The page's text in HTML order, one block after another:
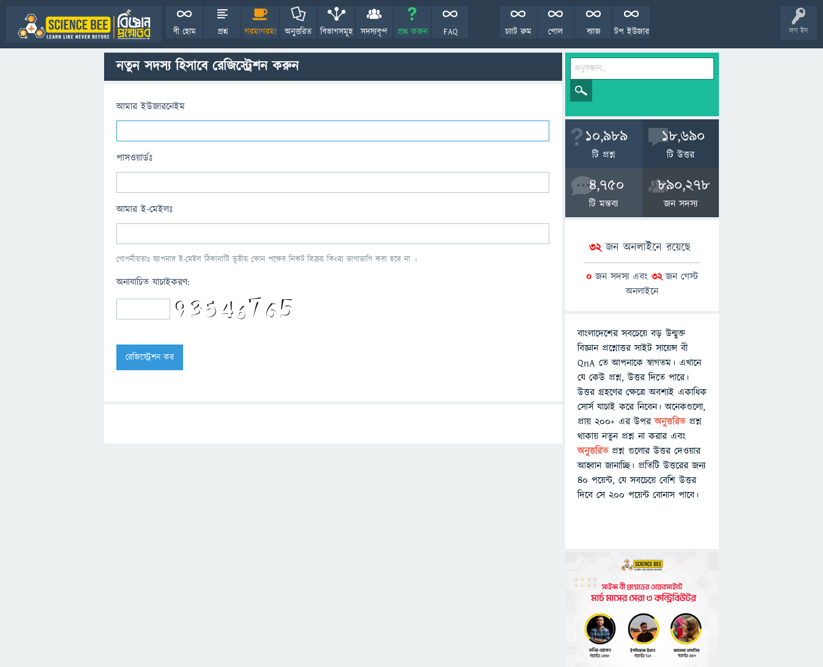
লগ ইন
বী হোম প্রশ্ন গরমাগরম! অনুত্তরিত বিভাগসমূহ সদস্যবৃন্দ প্রশ্ন করুন FAQ টপ ইউজার
ব্যাজ
পোল
চ্যাট রুম
নতুন সদস্য হিসাবে রেজিস্ট্রেশন করুন
আমার ইউজারনেইম
পাসওয়ার্ডঃ
আমার ই-মেইলঃ
গোপনীয়তাঃ আপনার ই-মেইল ঠিকানাটি তৃতীয় কোন পক্ষের নিকট বিক্রয় কিংবা ভাগাভাগি করা হবে না ।
অনাযাচিত যাচাইকরণ:
10,989
টি প্রশ্ন
18,690
টি উত্তর
4,750
টি মন্তব্য
890,278
জন সদস্য
32জন অনলাইনে রয়েছে
0 জন সদস্য এবং 32জন গেস্ট
অনলাইনে
বাংলাদেশের সবচেয়ে বড় উন্মুক্ত
বিজ্ঞান প্রশ্নোত্তর সাইট সায়েন্স বী
QnA তে আপনাকে স্বাগতম। এখানে
যে কেউ প্রশ্ন, উত্তর দিতে পারে।
উত্তর গ্রহণের ক্ষেত্রে অবশ্যই একাধিক
সোর্স যাচাই করে নিবেন। অনেকগুলো,
প্রায় ২০০+ এর উপরঅনুত্তরিতপ্রশ্ন
থাকায় নতুন প্রশ্ন না করার এবং
অনুত্তরিত প্রশ্ন গুলোর উত্তর দেওয়ার
আহ্বান জানাচ্ছি। প্রতিটি উত্তরের জন্য
৪০ পয়েন্ট, যে সবচেয়ে বেশি উত্তর
দিবে সে ২০০ পয়েন্ট বোনাস পাবে।